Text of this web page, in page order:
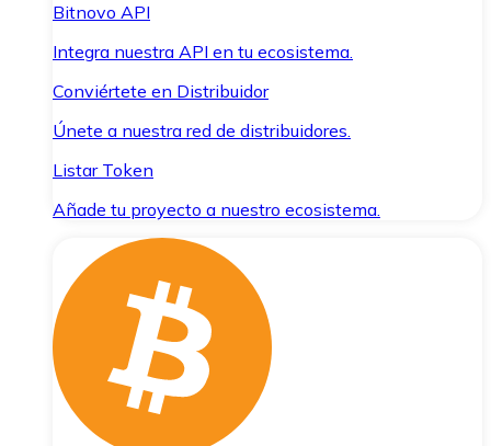
Bitnovo API
Integra nuestra API en tu ecosistema.
Conviértete en Distribuidor
Únete a nuestra red de distribuidores.
Listar Token
Añade tu proyecto a nuestro ecosistema.